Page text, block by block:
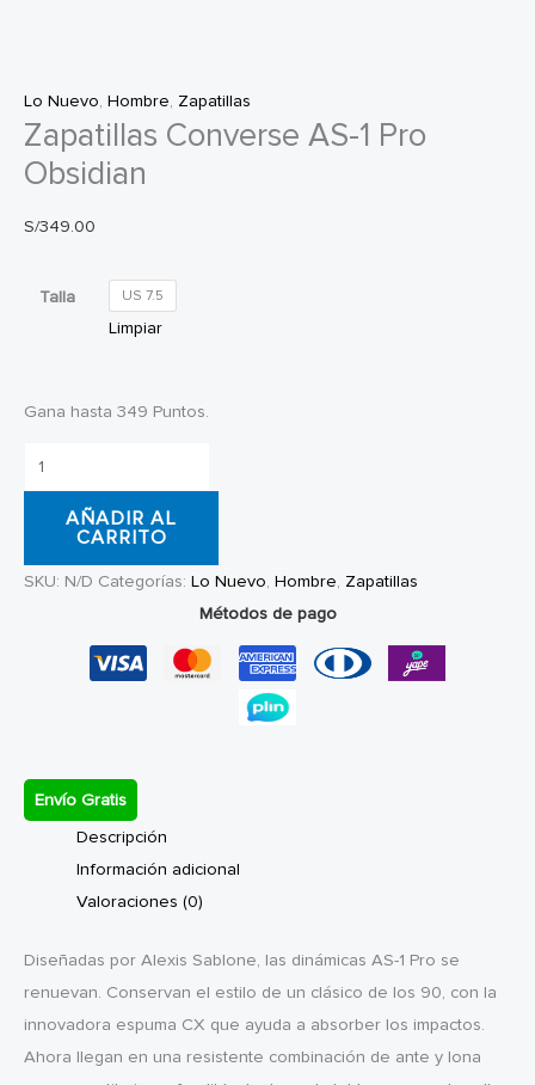
Lo Nuevo, Hombre, Zapatillas
Zapatillas Converse AS-1 Pro
Obsidian
S/349.00
Talla US 7.5
Limpiar
Gana hasta 349 Puntos.
Zapatillas
Converse
Pro
AÑADIR AL
CARRITO
SKU: N/D Categorías: Lo Nuevo, Hombre, Zapatillas
Métodos de pago
Envío Gratis
Descripción
Información adicional
Valoraciones (0)
Diseñadas por Alexis Sablone, las dinámicas AS-1 Pro se
renuevan. Conservan el estilo de un clásico de los 90, con la
innovadora espuma CX que ayuda a absorber los impactos.
Ahora llegan en una resistente combinación de ante y lona